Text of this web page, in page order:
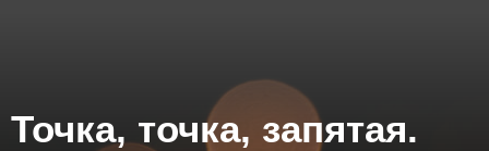
Точка, точка, запятая.